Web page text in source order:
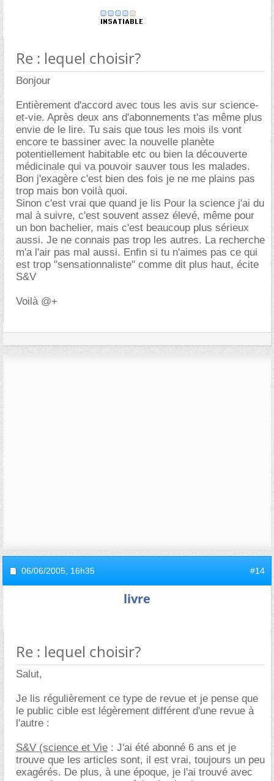
Re : lequel choisir?
Bonjour
Entièrement d'accord avec tous les avis sur science-
et-vie. Après deux ans d'abonnements t'as même plus
envie de le lire. Tu sais que tous les mois ils vont
encore te bassiner avec la nouvelle planète
potentiellement habitable etc ou bien la découverte
médicinale qui va pouvoir sauver tous les malades.
Bon j'exagère c'est bien des fois je ne me plains pas
trop mais bon voilà quoi.
Sinon c'est vrai que quand je lis Pour la science j'ai du
mal à suivre, c'est souvent assez élevé, même pour
un bon bachelier, mais c'est beaucoup plus sérieux
aussi. Je ne connais pas trop les autres. La recherche
m'a l'air pas mal aussi. Enfin si tu n'aimes pas ce qui
est trop "sensationnaliste" comme dit plus haut, écite
S&V
Voilà @+
06/06/2005, 16h35 #14
livre
Re : lequel choisir?
Salut,
Je lis régulièrement ce type de revue et je pense que
le public cible est légèrement différent d'une revue à
l'autre :
S&V (science et Vie : J'ai été abonné 6 ans et je
trouve que les articles sont, il est vrai, toujours un peu
exagérés. De plus, à une époque, je l'ai trouvé avec